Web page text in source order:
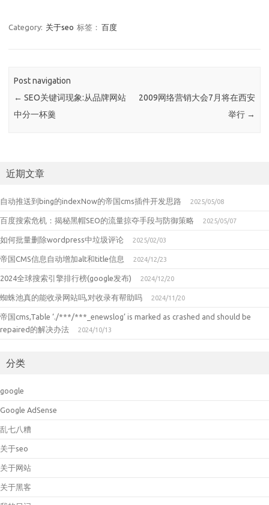
Category: 关于seo 标签： 百度
Post navigation
← SEO关键词现象:从品牌网站
中分一杯羹
2009网络营销大会7月将在西安
举行 →
近期文章
自动推送到bing的indexNow的帝国cms插件开发思路 2025/05/08
百度搜索危机：揭秘黑帽SEO的流量掠夺手段与防御策略 2025/05/07
如何批量删除wordpress中垃圾评论 2025/02/03
帝国CMS信息自动增加alt和title信息 2024/12/23
2024全球搜索引擎排行榜(google发布) 2024/12/20
蜘蛛池真的能收录网站吗,对收录有帮助吗 2024/11/20
帝国cms,Table ‘./***/***_enewslog’ is marked as crashed and should be
repaired的解决办法
2024/10/13
分类
google
Google AdSense
乱七八糟
关于seo
关于网站
关于黑客